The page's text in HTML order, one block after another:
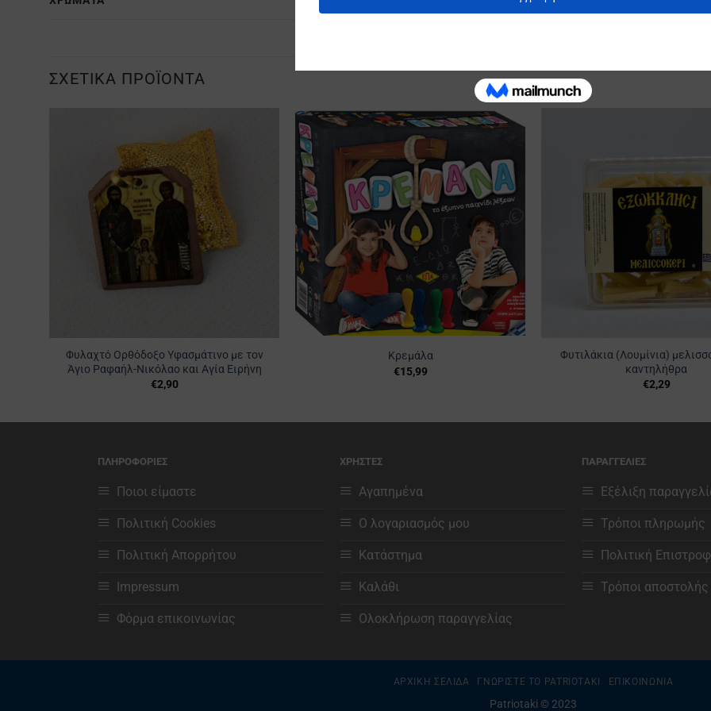
ΣΧΕΤΙΚΆ ΠΡΟΪΌΝΤΑ
Φυλαχτό Ορθόδοξο Υφασμάτινο με τον
Άγιο Ραφαήλ-Νικόλαο και Αγία Ειρήνη
€2,90
στα
Αγαπημένα
Κρεμάλα
€15,99
Φυτιλάκια (Λουμίνια)
καντηλήθρα
€2,29
ΠΛΗΡΟΦΟΡΙΕΣ
Ποιοι είμαστε
Πολιτική Cookies
Πολιτική Απορρήτου
Impressum
Φόρμα επικοινωνίας
ΧΡΗΣΤΕΣ
Αγαπημένα
Ο λογαριασμός μου
Κατάστημα
Καλάθι
Ολοκλήρωση παραγγελίας
ΠΑΡΑΓΓΕΛΙΕΣ
Εξέλιξη
Τρόποι πληρωμής
Πολιτική
Τρόποι αποστολής
ΑΡΧΙΚΗ ΣΕΛΙΔΑ ΓΝΩΡΙΣΤΕ ΤΟ PATRIOTAKI ΕΠΙΚΟΙΝΩΝΙΑ
Patriotaki © 2023